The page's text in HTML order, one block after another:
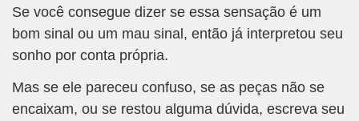
Se você consegue dizer se essa sensação é um
bom sinal ou um mau sinal, então já interpretou seu
sonho por conta própria.
Mas se ele pareceu confuso, se as peças não se
encaixam, ou se restou alguma dúvida, escreva seu